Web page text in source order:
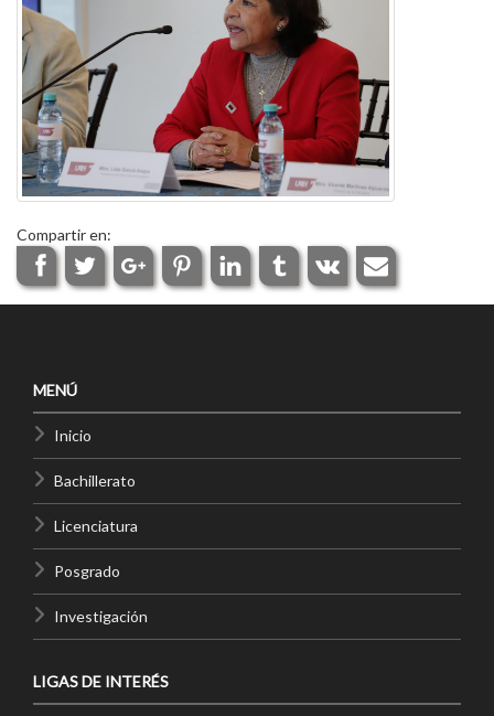
Compartir en:
MENÚ
Inicio
Bachillerato
Licenciatura
Posgrado
Investigación
LIGAS DE INTERÉS